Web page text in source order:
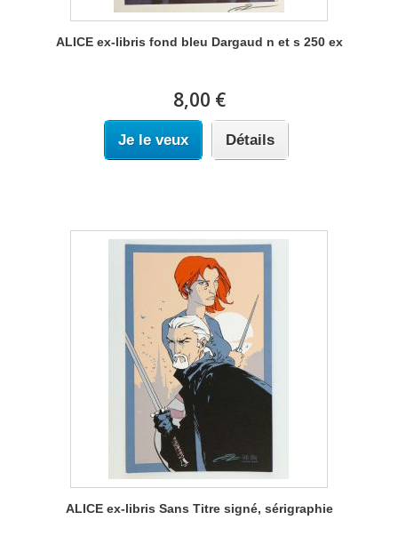
ALICE ex-libris fond bleu Dargaud n et s 250 ex
8,00 €
Je le veux Détails
ALICE ex-libris Sans Titre signé, sérigraphie